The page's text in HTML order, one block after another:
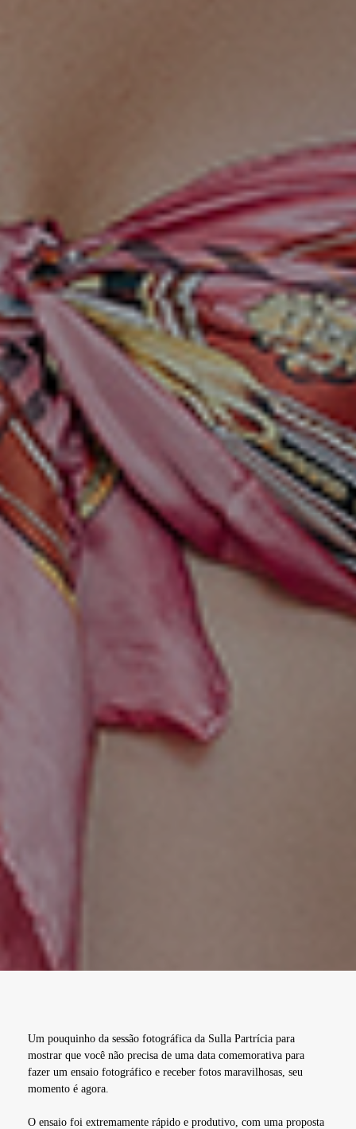
Um pouquinho da sessão fotográfica da Sulla Partrícia para
mostrar que você não precisa de uma data comemorativa para
fazer um ensaio fotográfico e receber fotos maravilhosas, seu
momento é agora.
O ensaio foi extremamente rápido e produtivo, com uma proposta